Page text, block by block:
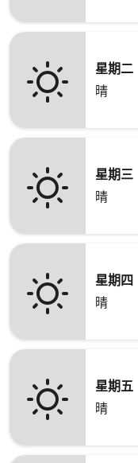
星期二
晴
星期三
晴
星期四
晴
星期五
晴